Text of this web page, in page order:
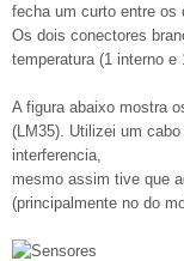
fecha um curto entre os
Os dois conectores
temperatura (1 interno e
A figura abaixo mostra
(LM35). Utilizei um
interferencia,
mesmo assim tive que
(principalmente no do